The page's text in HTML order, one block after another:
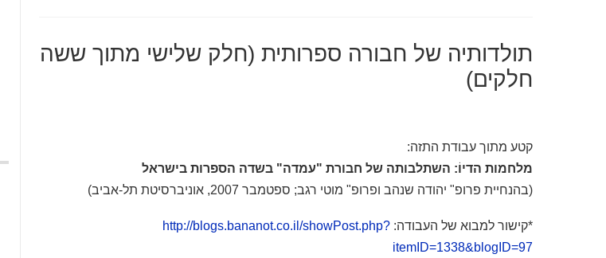
תולדותיה של חבורה ספרותית (חלק שלישי מתוך ששה
חלקים)
קטע מתוך עבודת התזה:
מלחמות הדיוֹ: השתלבותה של חבורת "עמדה" בשדה הספרות בישראל
(בהנחיית פרופ" יהודה שנהב ופרופ" מוטי רגב; ספטמבר 2007, אוניברסיטת תל-אביב)
*קישור למבוא של העבודה: http://blogs.bananot.co.il/showPost.php?
itemID=1338&blogID=97